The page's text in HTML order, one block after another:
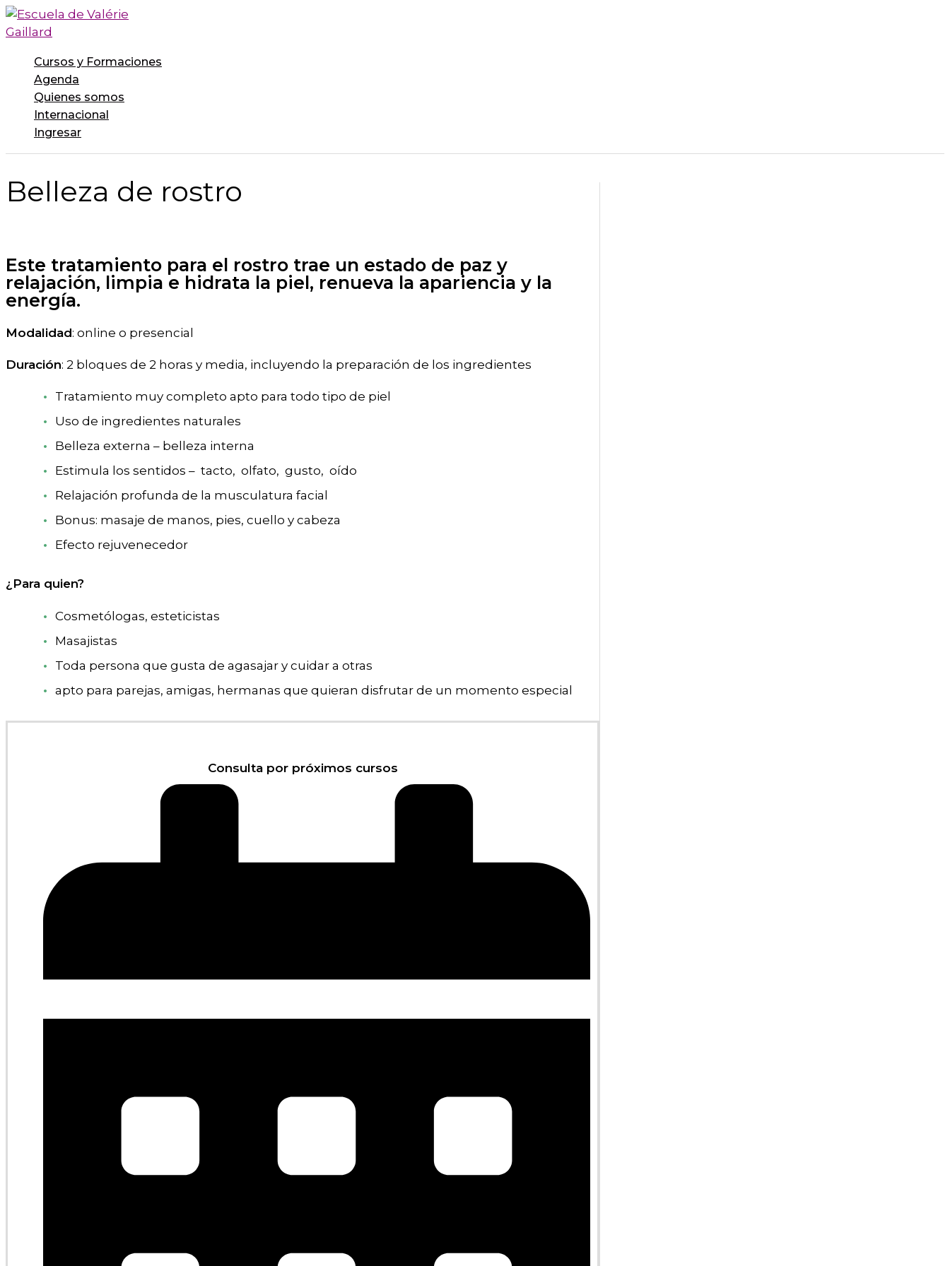
Ir
al
Cursos y Formaciones
Agenda
Quienes somos
Internacional
Ingresar
Belleza de rostro
Este tratamiento para el rostro trae un estado de paz y
relajación, limpia e hidrata la piel, renueva la apariencia y la
energía.
Modalidad: online o presencial
Duración: 2 bloques de 2 horas y media, incluyendo la preparación de los ingredientes
Tratamiento muy completo apto para todo tipo de piel
Uso de ingredientes naturales
Belleza externa – belleza interna
Estimula los sentidos – tacto, olfato, gusto, oído
Relajación profunda de la musculatura facial
Bonus: masaje de manos, pies, cuello y cabeza
Efecto rejuvenecedor
¿Para quien?
Cosmetólogas, esteticistas
Masajistas
Toda persona que gusta de agasajar y cuidar a otras
apto para parejas, amigas, hermanas que quieran disfrutar de un momento especial
Consulta por próximos cursos